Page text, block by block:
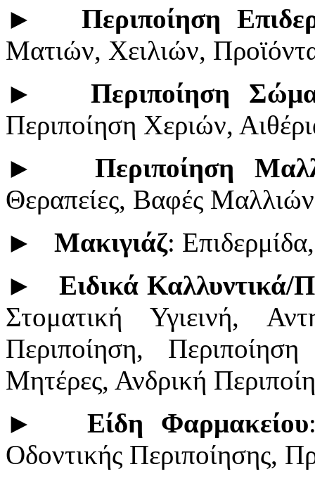
► Περιποίηση
Ματιών, Χειλιών,
► Περιποίηση
Περιποίηση Χεριών,
► Περιποίηση
Θεραπείες, Βαφές
► Μακιγιάζ:
► Ειδικά Καλλυντικά/
Στοματική Υγιεινή,
Περιποίηση,
Μητέρες, Ανδρική
► Είδη Φαρμακείου
Οδοντικής Περιποίησης,